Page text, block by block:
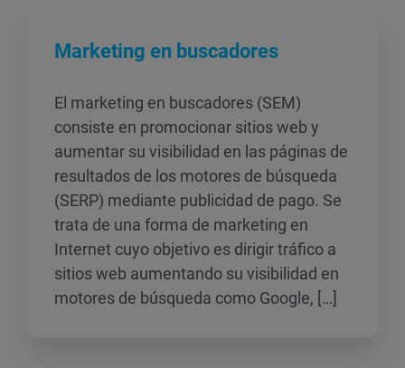
Marketing en buscadores
El marketing en buscadores (SEM)
consiste en promocionar sitios web y
aumentar su visibilidad en las páginas de
resultados de los motores de búsqueda
(SERP) mediante publicidad de pago. Se
trata de una forma de marketing en
Internet cuyo objetivo es dirigir tráfico a
sitios web aumentando su visibilidad en
motores de búsqueda como Google, […]